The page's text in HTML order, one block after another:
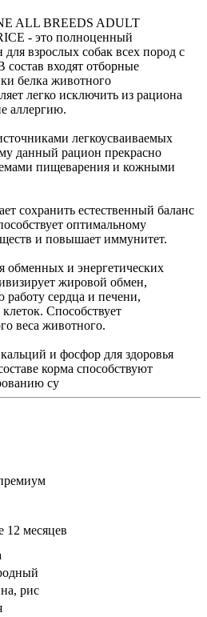
ALL BREEDS ADULT
- это полноценный
взрослых собак всех пород с
входят отборные
белка животного
легко исключить из рациона
аллергию.
легкоусваиваемых
данный рацион прекрасно
пищеварения и кожными
сохранить естественный баланс
оптимальному
и повышает иммунитет.
обменных и энергетических
жировой обмен,
сердца и печени,
Способствует
веса животного.
и фосфор для здоровья
корма способствуют
су
12 месяцев
рис